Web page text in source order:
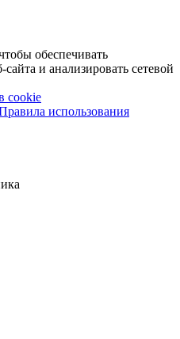
обеспечивать
и анализировать сетевой
cookie
использования